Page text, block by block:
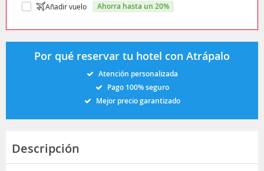
Añadir vuelo ahorra hasta un 20%
Por qué reservar tu hotel con Atrápalo
Atención personalizada
Pago 100% seguro
Mejor precio garantizado
Descripción